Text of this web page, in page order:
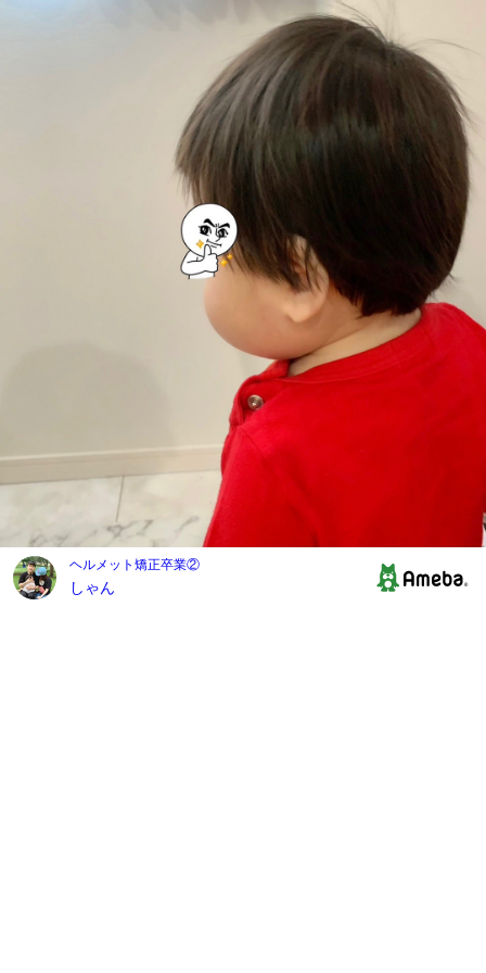
ヘルメット矯正卒業②
しゃん